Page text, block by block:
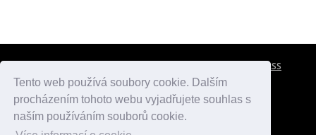
Tento web používá soubory cookie. Dalším
procházením tohoto webu vyjadřujete souhlas s
naším používáním souborů cookie.
RSS
atlaspamatek.info